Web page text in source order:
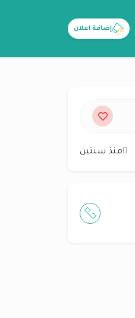
إضافة اعلان
منذ سنتين